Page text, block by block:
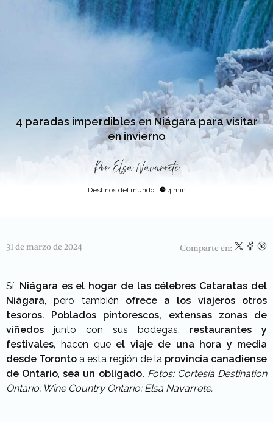
4 paradas imperdibles en Niágara para visitar
en invierno
Por Elsa Navarrete
Destinos del mundo | 4 min
31 de marzo de 2024 Comparte en:
Sí, Niágara es el hogar de las célebres Cataratas del
Niágara, pero también ofrece a los viajeros otros
tesoros.
Poblados pintorescos, extensas zonas de
viñedos junto con sus bodegas, restaurantes y
festivales,hacen queel viaje de una hora y media
desde Toronto a esta región de la provincia canadiense
de Ontario ,sea un obligado. Fotos: Cortesía Destination
Ontario; Wine Country Ontario; Elsa Navarrete.